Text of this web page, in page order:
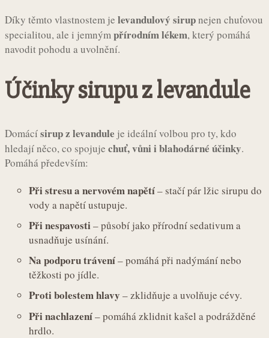
Díky těmto vlastnostem je levandulový sirupnejen chuťovou
specialitou, ale i jemnýmpřírodním lékem, který pomáhá
navodit pohodu a uvolnění.
Účinky sirupu z levandule
Domácísirup z levandule je ideální volbou pro ty, kdo
hledají něco, co spojuje chuť, vůni i blahodárné účinky.
Pomáhá především:
Při stresu a nervovém napětí– stačí pár lžic sirupu do
vody a napětí ustupuje.
Při nespavosti– působí jako přírodní sedativum a
usnadňuje usínání.
Na podporu trávení– pomáhá při nadýmání nebo
těžkosti po jídle.
Proti bolestem hlavy – zklidňuje a uvolňuje cévy.
Při nachlazení– pomáhá zklidnit kašel a podrážděné
hrdlo.